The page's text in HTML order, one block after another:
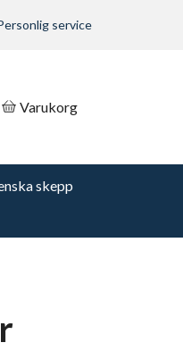
service
Varukorg
skepp